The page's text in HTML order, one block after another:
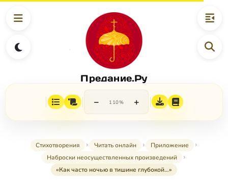
Предание.Ру
− 110% +
Стихотворения Читать онлайн
Приложение
Наброски неосуществленных произведений
«Как часто ночью в тишине глубокой…»